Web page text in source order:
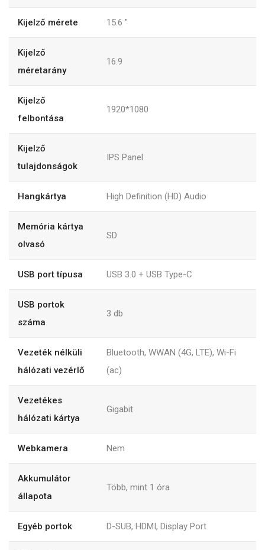
Kijelző mérete 15.6 "
Kijelző
méretarány
16:9
Kijelző
felbontása
1920*1080
Kijelző
tulajdonságok
IPS Panel
Hangkártya High Definition (HD) Audio
Memória kártya
olvasó
SD
USB port típusa USB 3.0 + USB Type-C
USB portok
száma
3 db
Vezeték nélküli
hálózati vezérlő
Bluetooth, WWAN (4G, LTE), Wi-Fi
(ac)
Vezetékes
hálózati kártya
Gigabit
Webkamera Nem
Akkumulátor
állapota
Több, mint 1 óra
Egyéb portok D-SUB, HDMI, Display Port